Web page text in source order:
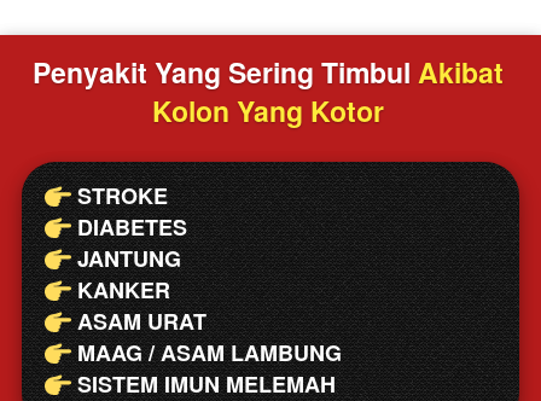
Penyakit Yang Sering Timbul Akibat
Kolon Yang Kotor
STROKE
DIABETES
JANTUNG
KANKER
ASAM URAT
MAAG / ASAM LAMBUNG
SISTEM IMUN MELEMAH